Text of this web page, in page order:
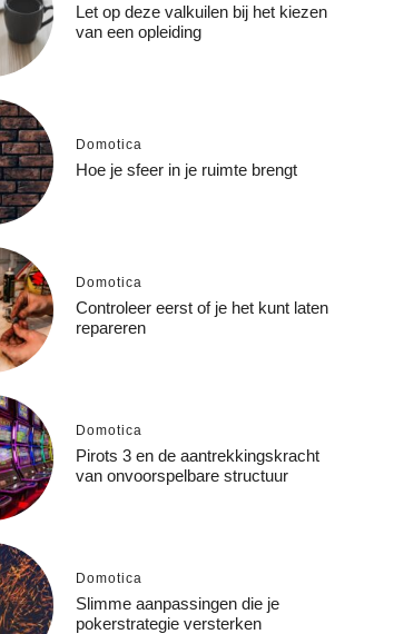
Let op deze valkuilen bij het kiezen
van een opleiding
Domotica
Hoe je sfeer in je ruimte brengt
Domotica
Controleer eerst of je het kunt laten
repareren
Domotica
Pirots 3 en de aantrekkingskracht
van onvoorspelbare structuur
Domotica
Slimme aanpassingen die je
pokerstrategie versterken